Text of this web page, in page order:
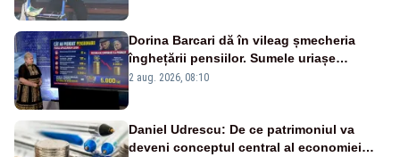
Dorina Barcari dă în vileag șmecheria
înghețării pensiilor. Sumele uriașe
pierdute de fiecare român
2 aug. 2026, 08:10
Daniel Udrescu: De ce patrimoniul va
deveni conceptul central al economiei